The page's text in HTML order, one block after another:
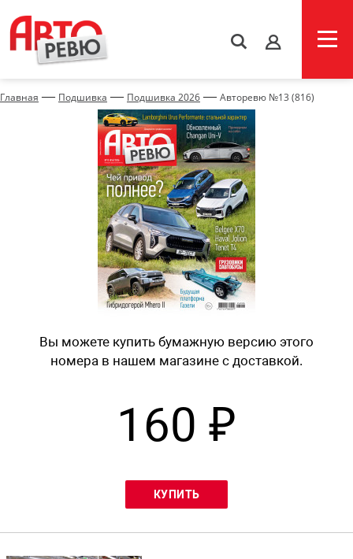
s
Главная — Подшивка — Подшивка 2026 — Авторевю №13 (816)
Вы можете купить бумажную версию этого
номера в нашем магазине с доставкой.
160 ₽
КУПИТЬ